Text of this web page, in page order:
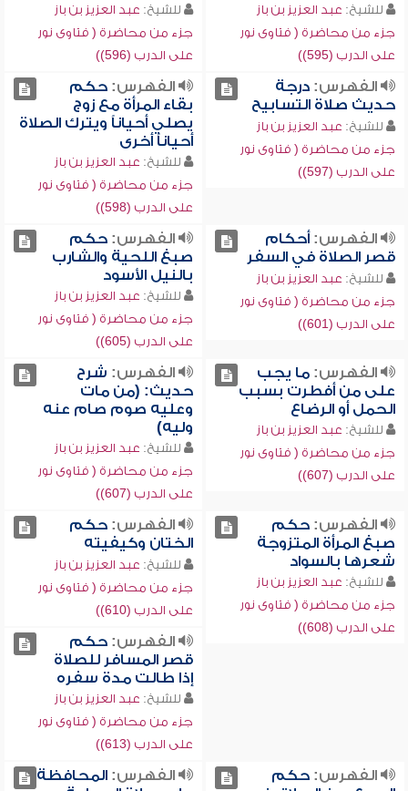
للشيخ: عبد العزيز بن باز
جزء من محاضرة ( فتاوى نور
على الدرب (595))
للشيخ: عبد العزيز بن باز
جزء من محاضرة ( فتاوى نور
على الدرب (596))
الفهرس:درجة
حديث صلاة التسابيح
للشيخ: عبد العزيز بن باز
جزء من محاضرة ( فتاوى نور
على الدرب (597))
الفهرس:حكم
بقاء المرأة مع زوج
يصلي أحياناً ويترك الصلاة
أحياناً أخرى
للشيخ: عبد العزيز بن باز
جزء من محاضرة ( فتاوى نور
على الدرب (598))
الفهرس:أحكام
قصر الصلاة في السفر
للشيخ: عبد العزيز بن باز
جزء من محاضرة ( فتاوى نور
على الدرب (601))
الفهرس:حكم
صبغ اللحية والشارب
بالنيل الأسود
للشيخ: عبد العزيز بن باز
جزء من محاضرة ( فتاوى نور
على الدرب (605))
الفهرس:ما يجب
على من أفطرت بسبب
الحمل أو الرضاع
للشيخ: عبد العزيز بن باز
جزء من محاضرة ( فتاوى نور
على الدرب (607))
الفهرس: شرح
حديث: (من مات
وعليه صوم صام عنه
وليه)
للشيخ: عبد العزيز بن باز
جزء من محاضرة ( فتاوى نور
على الدرب (607))
الفهرس:حكم
صبغ المرأة المتزوجة
شعرها بالسواد
للشيخ: عبد العزيز بن باز
جزء من محاضرة ( فتاوى نور
على الدرب (608))
الفهرس:حكم
الختان وكيفيته
للشيخ: عبد العزيز بن باز
جزء من محاضرة ( فتاوى نور
على الدرب (610))
الفهرس:حكم
قصر المسافر للصلاة
إذا طالت مدة سفره
للشيخ: عبد العزيز بن باز
جزء من محاضرة ( فتاوى نور
على الدرب (613))
الفهرس:حكم
الفهرس:المحافظة